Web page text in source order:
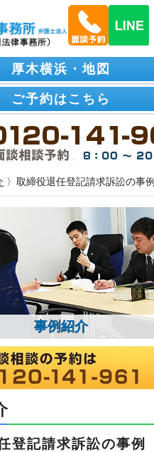
厚木横浜・地図
ご予約はこちら
〉取締役退任登記請求訴訟の事例
事例紹介
登記請求訴訟の事例